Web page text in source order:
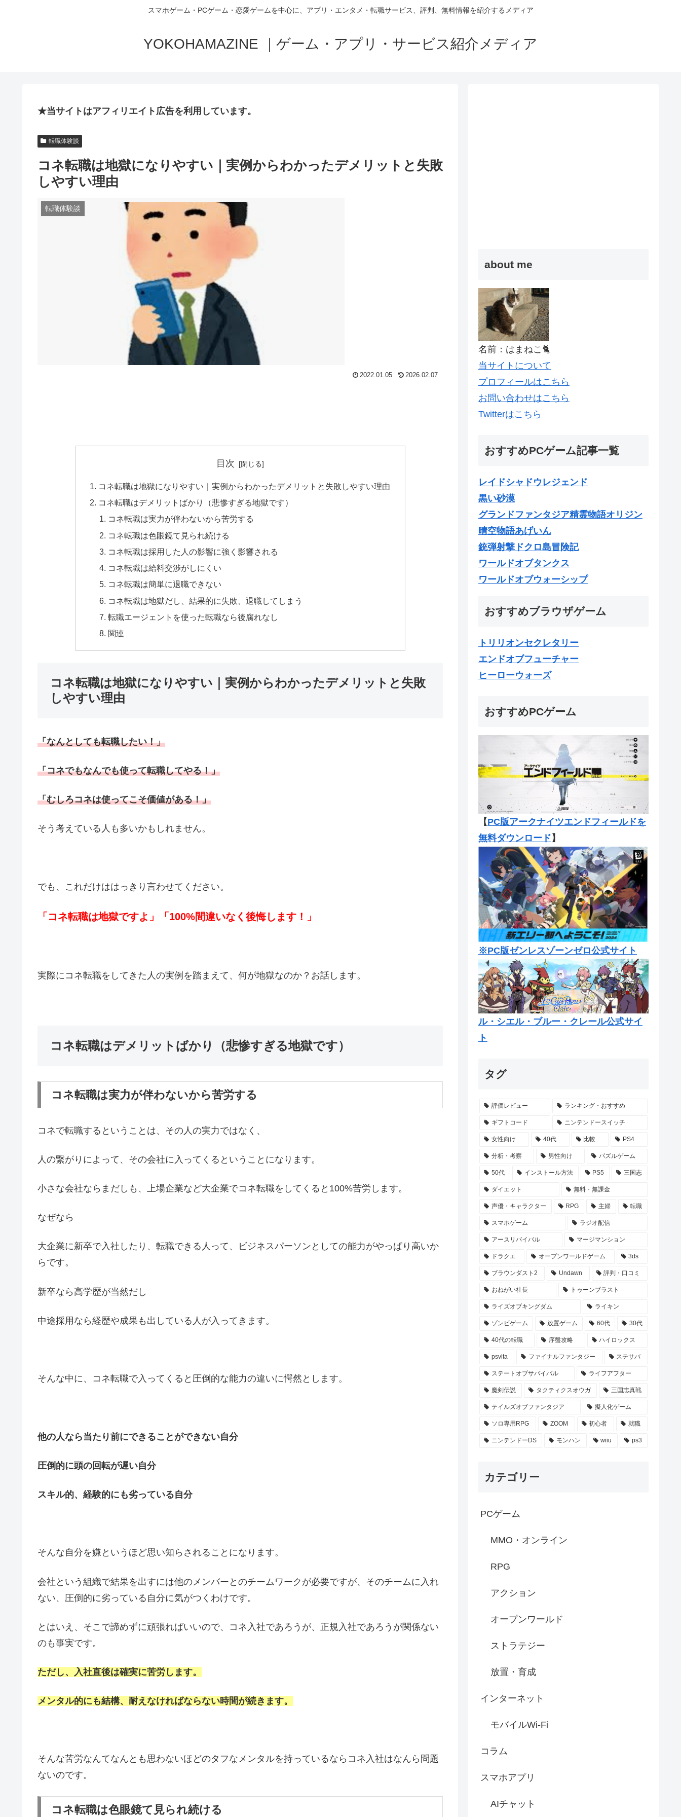
スマホゲーム・PCゲーム・恋愛ゲームを中心に、アプリ・エンタメ・転職サービス、評判、無料情報を紹介するメディア
YOKOHAMAZINE ｜ゲーム・アプリ・サービス紹介メディア
★当サイトはアフィリエイト広告を利用しています。
転職体験談
コネ転職は地獄になりやすい｜実例からわかったデメリットと失敗
しやすい理由
転職体験談
2022.01.05 2026.02.07
目次
コネ転職は地獄になりやすい｜実例からわかったデメリットと失敗しやすい理由
コネ転職はデメリットばかり（悲惨すぎる地獄です）
コネ転職は実力が伴わないから苦労する
コネ転職は色眼鏡て見られ続ける
コネ転職は採用した人の影響に強く影響される
コネ転職は給料交渉がしにくい
コネ転職は簡単に退職できない
コネ転職は地獄だし、結果的に失敗、退職してしまう
転職エージェントを使った転職なら後腐れなし
関連
コネ転職は地獄になりやすい｜実例からわかったデメリットと失敗
しやすい理由
「なんとしても転職したい！」
「コネでもなんでも使って転職してやる！」
「むしろコネは使ってこそ価値がある！」
そう考えている人も多いかもしれません。
でも、これだけははっきり言わせてください。
「コネ転職は地獄ですよ」「100%間違いなく後悔します！」
実際にコネ転職をしてきた人の実例を踏まえて、何が地獄なのか？お話します。
コネ転職はデメリットばかり（悲惨すぎる地獄です）
コネ転職は実力が伴わないから苦労する
コネで転職するということは、その人の実力ではなく、
人の繋がりによって、その会社に入ってくるということになります。
小さな会社ならまだしも、上場企業など大企業でコネ転職をしてくると100%苦労します。
なぜなら
大企業に新卒で入社したり、転職できる人って、ビジネスパーソンとしての能力がやっぱり高いか
らです。
新卒なら高学歴が当然だし
中途採用なら経歴や成果も出している人が入ってきます。
そんな中に、コネ転職で入ってくると圧倒的な能力の違いに愕然とします。
他の人なら当たり前にできることができない自分
圧倒的に頭の回転が遅い自分
スキル的、経験的にも劣っている自分
そんな自分を嫌というほど思い知らされることになります。
会社という組織で結果を出すには他のメンバーとのチームワークが必要ですが、そのチームに入れ
ない、圧倒的に劣っている自分に気がつくわけです。
とはいえ、そこで諦めずに頑張ればいいので、コネ入社であろうが、正規入社であろうが関係ない
のも事実です。
ただし、入社直後は確実に苦労します。
メンタル的にも結構、耐えなければならない時間が続きます。
そんな苦労なんてなんとも思わないほどのタフなメンタルを持っているならコネ入社はなんら問題
ないのです。
コネ転職は色眼鏡て見られ続ける
about me
名前：はまねこ🐈
当サイトについて
プロフィールはこちら
お問い合わせはこちら
Twitterはこちら
おすすめPCゲーム記事一覧
レイドシャドウレジェンド
黒い砂漠
グランドファンタジア精霊物語オリジン
晴空物語あげいん
銃弾射撃ドクロ島冒険記
ワールドオブタンクス
ワールドオブウォーシップ
おすすめブラウザゲーム
トリリオンセクレタリー
エンドオブフューチャー
ヒーローウォーズ
おすすめPCゲーム
【PC版アークナイツエンドフィールドを
無料ダウンロード 】
※PC版ゼンレスゾーンゼロ公式サイト
ル・シエル・ブルー・クレール公式サイ
ト
タグ
評価レビュー ランキング・おすすめ
ギフトコード ニンテンドースイッチ
女性向け 40代 比較 PS4
分析・考察 男性向け パズルゲーム
50代 インストール方法 PS5 三国志
ダイエット 無料・無課金
声優・キャラクター RPG 主婦 転職
スマホゲーム ラジオ配信
アースリバイバル マージマンション
ドラクエ オープンワールドゲーム 3ds
ブラウンダスト2 Undawn 評判・口コミ
おねがい社長 トゥーンブラスト
ライズオブキングダム ライキン
ゾンビゲーム 放置ゲーム 60代 30代
40代の転職 序盤攻略 ハイロックス
psvita ファイナルファンタジー ステサバ
ステートオブサバイバル ライフアフター
魔剣伝説 タクティクスオウガ 三国志真戦
テイルズオブファンタジア 擬人化ゲーム
ソロ専用RPG ZOOM 初心者 就職
ニンテンドーDS モンハン wiiu ps3
カテゴリー
PCゲーム
MMO・オンライン
RPG
アクション
オープンワールド
ストラテジー
放置・育成
インターネット
モバイルWi-Fi
コラム
スマホアプリ
AIチャット